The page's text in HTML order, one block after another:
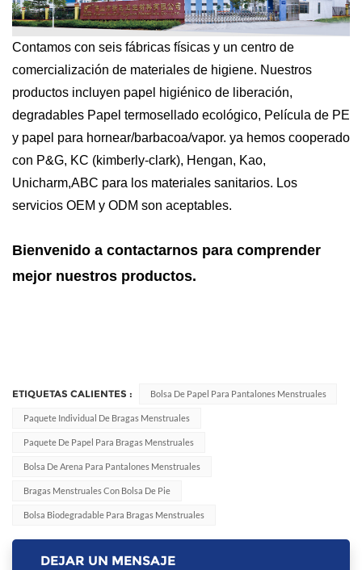
Contamos con seis fábricas físicas y un centro de
comercialización de materiales de higiene. Nuestros
productos incluyen papel higiénico de liberación,
degradables Papel termosellado ecológico, Película de PE
y papel para hornear/barbacoa/vapor. ya hemos cooperado
con P&G, KC (kimberly-clark), Hengan, Kao,
Unicharm,ABC para los materiales sanitarios. Los
servicios OEM y ODM son aceptables.
Bienvenido a contactarnos para comprender
mejor nuestros productos.
ETIQUETAS CALIENTES : Bolsa De Papel Para Pantalones Menstruales
Paquete Individual De Bragas Menstruales
Paquete De Papel Para Bragas Menstruales
Bolsa De Arena Para Pantalones Menstruales
Bragas Menstruales Con Bolsa De Pie
Bolsa Biodegradable Para Bragas Menstruales
DEJAR UN MENSAJE